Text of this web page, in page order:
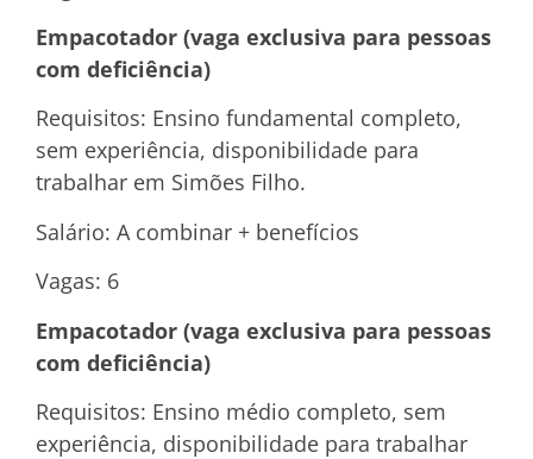
Empacotador (vaga exclusiva para pessoas
com deficiência)
Requisitos: Ensino fundamental completo,
sem experiência, disponibilidade para
trabalhar em Simões Filho.
Salário: A combinar + benefícios
Vagas: 6
Empacotador (vaga exclusiva para pessoas
com deficiência)
Requisitos: Ensino médio completo, sem
experiência, disponibilidade para trabalhar